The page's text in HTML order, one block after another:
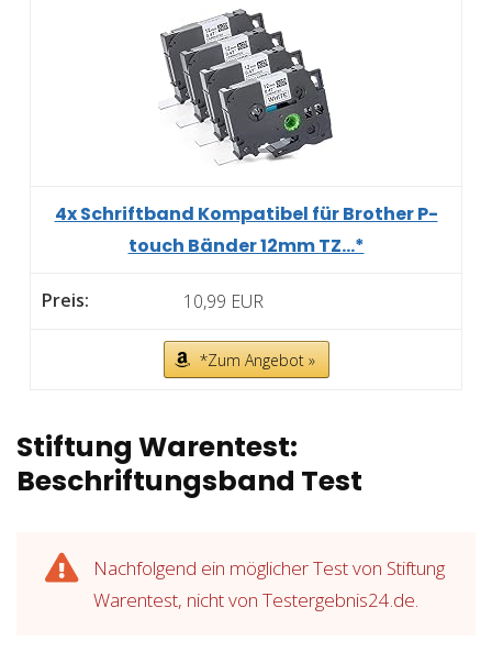
4x Schriftband Kompatibel für Brother P-
touch Bänder 12mm TZ...*
10,99 EUR
*Zum Angebot »
Stiftung Warentest:
Beschriftungsband Test
Nachfolgend ein möglicher Test von Stiftung
Warentest, nicht von Testergebnis24.de.